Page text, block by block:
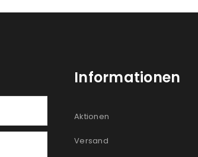
Informationen
Aktionen
Versand